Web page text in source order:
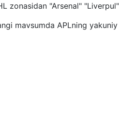
zonasidan "Arsenal"
mavsumda APLning